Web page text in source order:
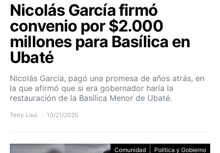
Nicolás García firmó
convenio por $2.000
millones para Basílica en
Ubaté
Nicolás García, pagó una promesa de años atrás, en
la que afirmó que si era gobernador haría la
restauración de la Basílica Menor de Ubaté.
Terry Loui 10/21/2020
Comunidad Política y Gobierno